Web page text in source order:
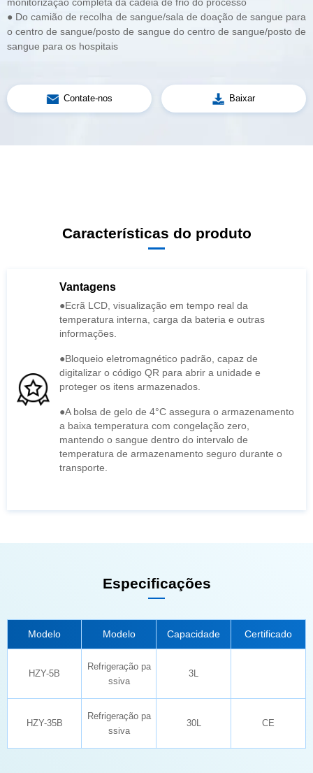
monitorização completa da cadeia de frio do processo
sangue para os hospitais
Contate-nos Baixar
Características do produto
Vantagens
informações.
proteger os itens armazenados.
transporte.
Especificações
Modelo Modelo Capacidade Certificado
HZY-5B
ssiva
3L
HZY-35B
ssiva
30L CE